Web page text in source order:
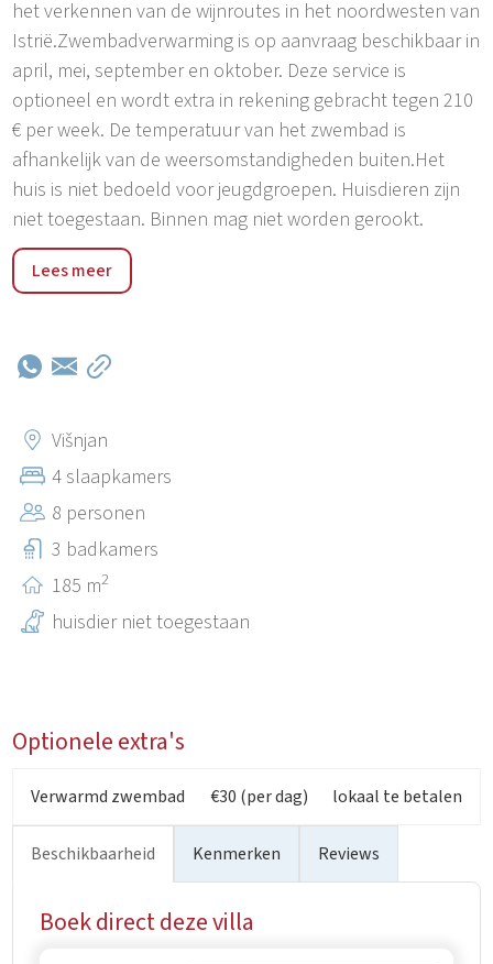
het verkennen van de wijnroutes in het noordwesten van
Istrië.Zwembadverwarming is op aanvraag beschikbaar in
april, mei, september en oktober. Deze service is
optioneel en wordt extra in rekening gebracht tegen 210
€ per week. De temperatuur van het zwembad is
afhankelijk van de weersomstandigheden buiten.Het
huis is niet bedoeld voor jeugdgroepen. Huisdieren zijn
niet toegestaan. Binnen mag niet worden gerookt.
Markovac is een klein en rustig dorpje in de buurt van
Višnjan, bekend om zijn sterrenwacht en de gezellige
nabijgelegen dorpen restaurants en cafés te vinden zijn.
Poreč, Špadići, ligt op ongeveer 10 km afstand. Dankzij
deze ligging kunnen gasten genieten van een rustig
verblijf, weg van de drukte, terwijl de zee, restaurants,
winkels en bekende Istrische stadjes toch binnen
handbereik liggen.
Lees meer
Višnjan
4 slaapkamers
8 personen
3 badkamers
185 m2
huisdier niet toegestaan
Optionele extra's
Verwarmd zwembad €30 (per dag) lokaal te betalen
Beschikbaarheid Kenmerken Reviews
Boek direct deze villa